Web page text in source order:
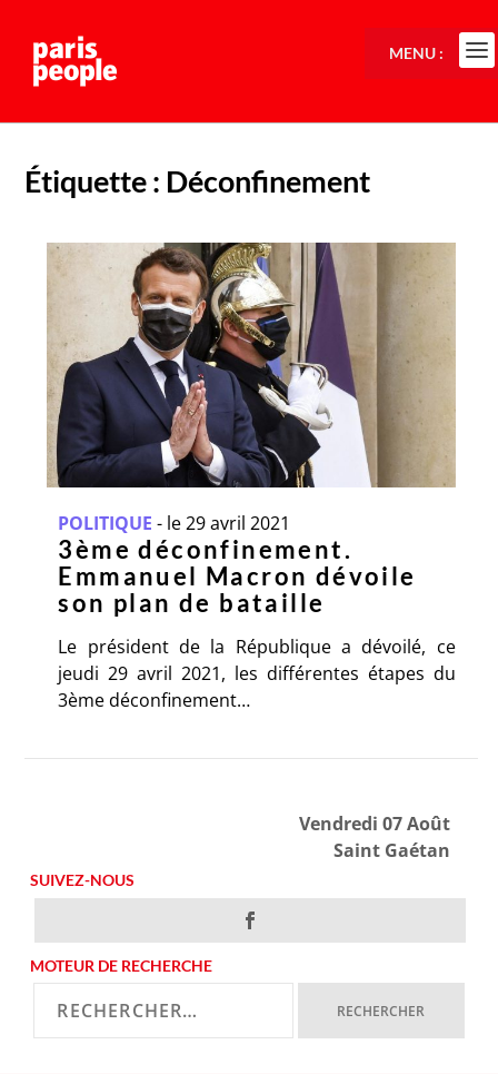
Étiquette : Déconfinement
POLITIQUE - le 29 avril 2021
3ème déconfinement.
Emmanuel Macron dévoile
son plan de bataille
Le président de la République a dévoilé, ce
jeudi 29 avril 2021, les différentes étapes du
3ème déconfinement…
Vendredi 07 Août
Saint Gaétan
SUIVEZ-NOUS
MOTEUR DE RECHERCHE
MENU :